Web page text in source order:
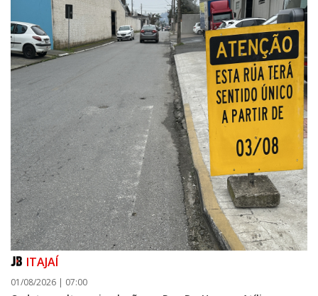
ITAJAÍ
01/08/2026 | 07:00